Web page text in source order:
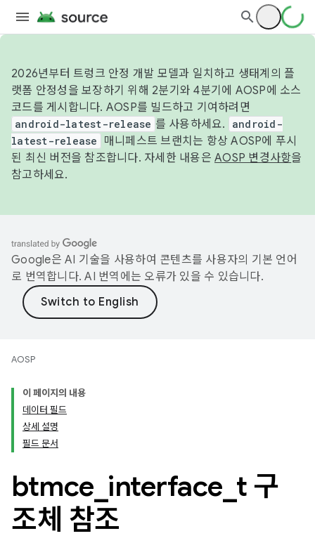
2026년부터 트렁크 안정 개발 모델과 일치하고 생태계의 플
랫폼 안정성을 보장하기 위해 2분기와 4분기에 AOSP에 소스
코드를 게시합니다. AOSP를 빌드하고 기여하려면
android-latest-release 를 사용하세요.
android-
latest-release
매니페스트 브랜치는 항상 AOSP에 푸시
된 최신 버전을 참조합니다. 자세한 내용은 AOSP 변경사항을
참고하세요.
Google은 AI 기술을 사용하여 콘텐츠를 사용자의 기본 언어
로 번역합니다. AI 번역에는 오류가 있을 수 있습니다.
AOSP
이 페이지의 내용
데이터 필드
상세 설명
필드 문서
btmce interface t 구
조체 참조